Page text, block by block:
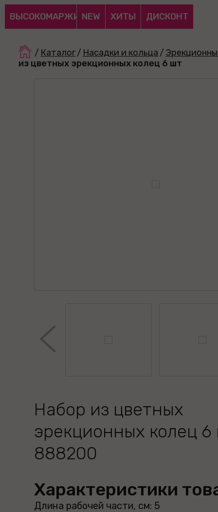
ВЫСОКОМАРЖИНАЛЬНЫЕ
NEW ХИТЫ ДИСКОНТ
/ Каталог/ Насадки и кольца /
из цветных эрекционных колец 6 шт
Набор из цветных
эрекционных колец
888200
Характеристики
Длина рабочей части, см: 5